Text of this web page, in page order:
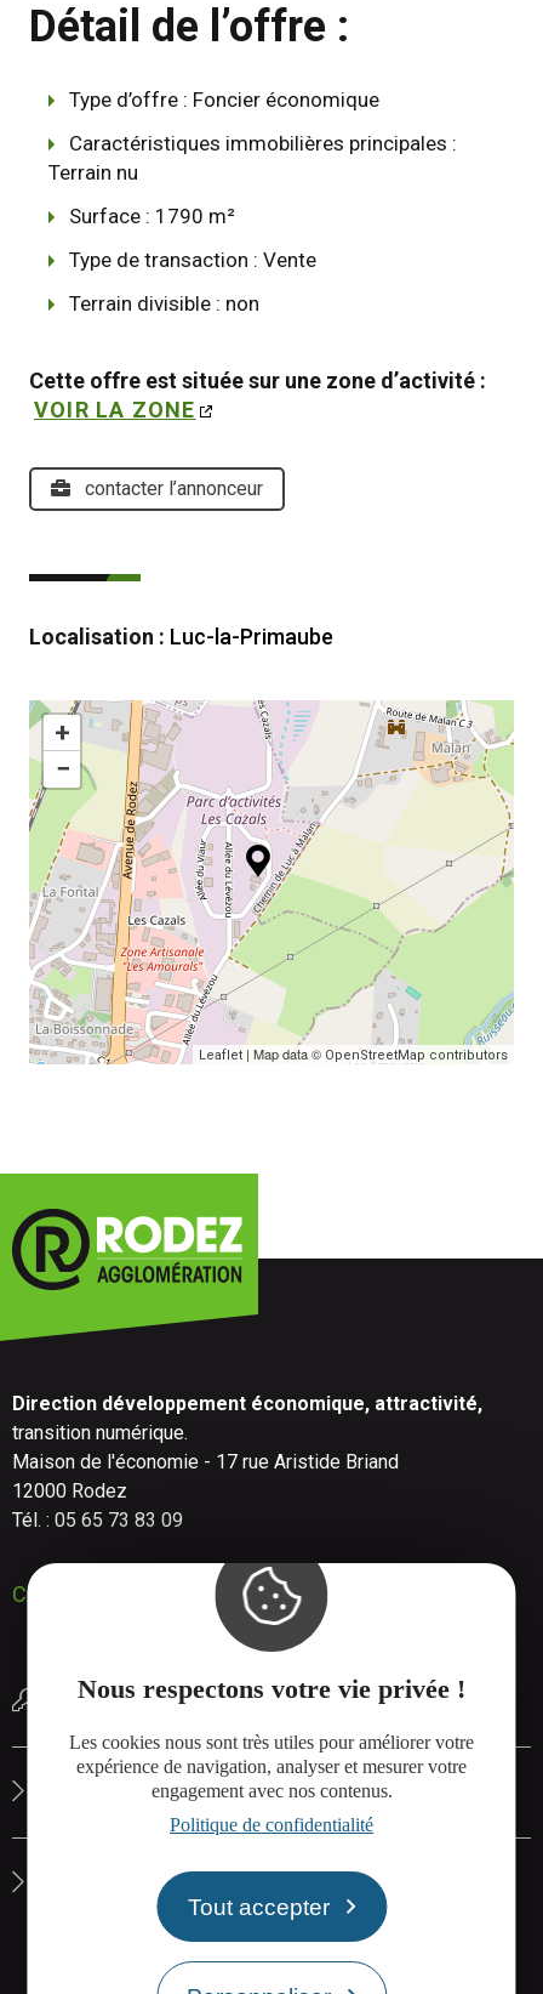
Nous respectons votre vie privée !
Les cookies nous sont très utiles pour améliorer votre
expérience de navigation, analyser et mesurer votre
engagement avec nos contenus.
Politique de confidentialité
Tout accepter
Détail de l’offre :
Type d’offre : Foncier économique
Caractéristiques immobilières principales :
Terrain nu
Surface : 1790 m²
Type de transaction : Vente
Terrain divisible : non
VOIR LA ZONE
contacter l’annonceur
Localisation : Luc-la-Primaube
+
−
Leaflet | Map data © OpenStreetMap contributors
Direction développement économique, attractivité,
transition numérique.
Maison de l'économie - 17 rue Aristide Briand
12000 Rodez
Tél. : 05 65 73 83 09
Contactez-nous
Réserver une salle de réunion
Le site de Rodez Agglo
La carte interactive de Rodez Agglo